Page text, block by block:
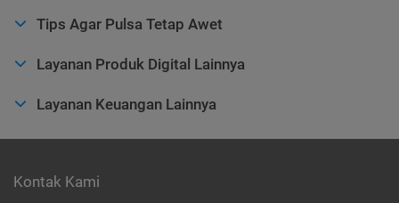
Tips Agar Pulsa Tetap Awet
Layanan Produk Digital Lainnya
Layanan Keuangan Lainnya
Kontak Kami